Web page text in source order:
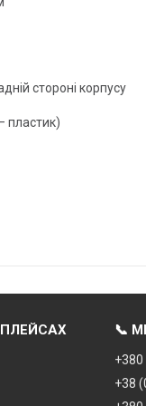
стороні корпусу
пластик)
📞
+38